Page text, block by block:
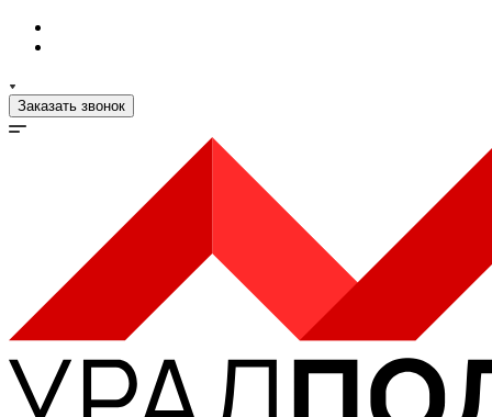
Заказать звонок